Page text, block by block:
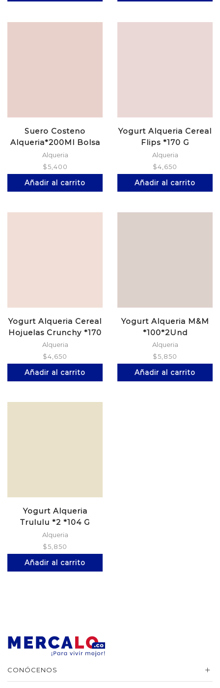
Suero Costeno
Alqueria*200Ml Bolsa
Alqueria
$5,400
Añadir al carrito
Yogurt Alqueria Cereal
Flips *170 G
Alqueria
$4,650
Añadir al carrito
Yogurt Alqueria Cereal
Hojuelas Crunchy *170
G
Alqueria
$4,650
Añadir al carrito
Yogurt Alqueria M&M
*100*2Und
Alqueria
$5,850
Añadir al carrito
Yogurt Alqueria
Trululu *2 *104 G
Alqueria
$5,850
Añadir al carrito
CONÓCENOS